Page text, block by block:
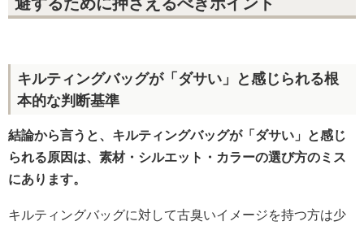
キルティングバッグが「ダサい」と感じられる根
本的な判断基準
結論から言うと、キルティングバッグが「ダサい」と感じ
られる原因は、素材・シルエット・カラーの選び方のミス
にあります。
キルティングバッグに対して古臭いイメージを持つ方は少